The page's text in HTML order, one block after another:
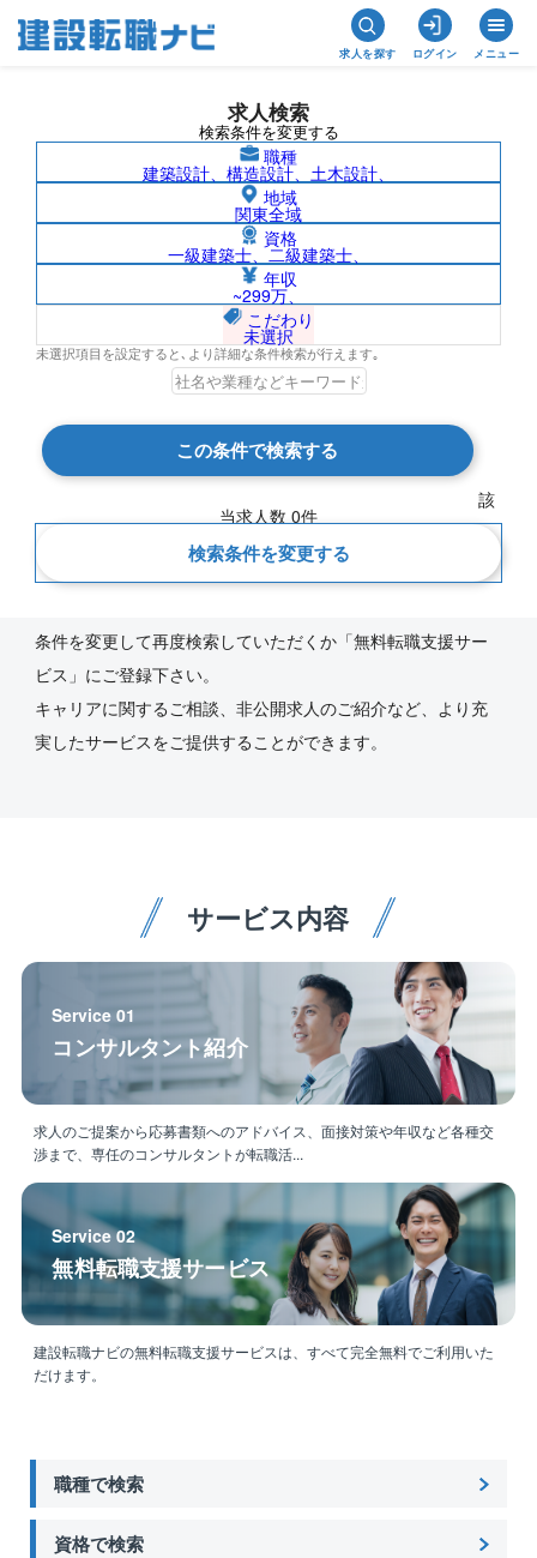
求人を探す ログイン メニュー
求人検索
検索条件を変更する
職種
建築設計、構造設計、土木設計、
地域
関東全域
資格
一級建築士、二級建築士、
年収
~299万、
こだわり
未選択
未選択項目を設定すると､より詳細な条件検索が行えます｡
この条件で検索する
該
当求人数 0件
検索条件を変更する
南米/社名非公開の求人検索結果一覧
検索結果 0 件
現在の検索条件
条件を変更して再度検索していただくか「無料転職支援サー
ビス」にご登録下さい。
キャリアに関するご相談、非公開求人のご紹介など、より充
実したサービスをご提供することができます。
サービス内容
Service 01
コンサルタント紹介
求人のご提案から応募書類へのアドバイス、面接対策や年収など各種交
渉まで、専任のコンサルタントが転職活...
Service 02
無料転職支援サービス
建設転職ナビの無料転職支援サービスは、すべて完全無料でご利用いた
だけます。
職種で検索
資格で検索